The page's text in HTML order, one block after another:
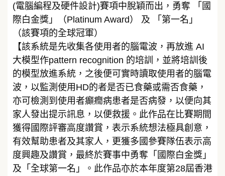
(電腦編程及硬件設計)賽項中脫穎而出，勇奪 「國
際白金獎」（Platinum Award） 及 「第一名」
（該賽項的全球冠軍）
【該系統是先收集各使用者的腦電波，再放進 AI
大模型作pattern recognition 的培訓，並將培訓後
的模型放進系統，之後便可實時讀取使用者的腦電
波，以監測使用HD的者是否已食藥或需否食藥，
亦可檢測到使用者癲癇病患者是否病發，以便向其
家人發出提示訊息，以便救援。此作品在比賽期間
獲得國際評審高度讚賞，表示系統想法極具創意，
有效幫助患者及其家人，更獲多國參賽隊伍表示高
度興趣及讚賞，最終於賽事中勇奪「國際白金獎」
及「全球第一名」。此作品亦於本年度第28屆香港